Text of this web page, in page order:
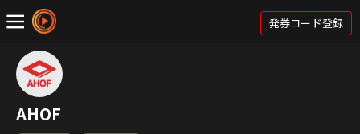
発券コード登録
AHOF